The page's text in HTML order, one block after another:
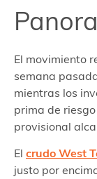
El movimiento
semana
mientras los
prima de
provisional
El crudo West
justo por